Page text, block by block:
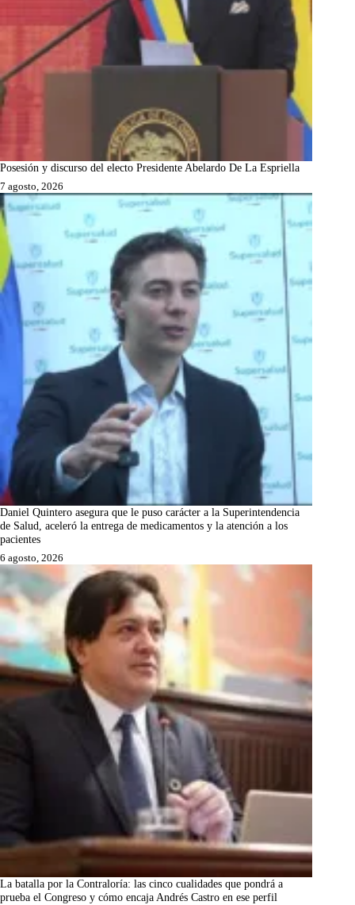
Posesión y discurso del electo Presidente Abelardo De La Espriella
7 agosto, 2026
Daniel Quintero asegura que le puso carácter a la Superintendencia
de Salud, aceleró la entrega de medicamentos y la atención a los
pacientes
6 agosto, 2026
La batalla por la Contraloría: las cinco cualidades que pondrá a
prueba el Congreso y cómo encaja Andrés Castro en ese perfil